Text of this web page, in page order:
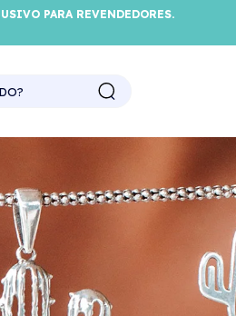
PARA REVENDEDORES.